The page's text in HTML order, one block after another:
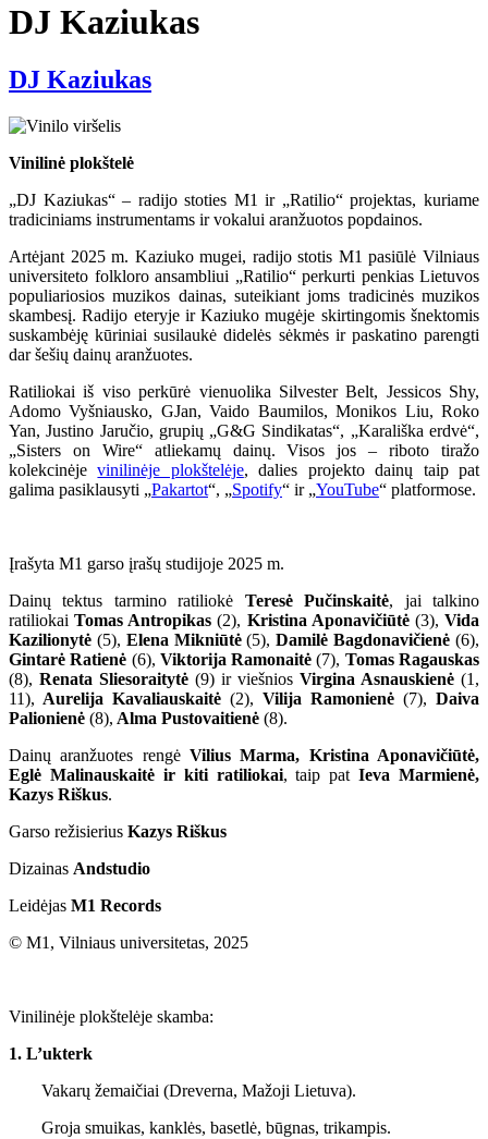
DJ Kaziukas
DJ Kaziukas
Vinilinė plokštelė
„DJ Kaziukas“ – radijo stoties M1 ir „Ratilio“ projektas, kuriame
tradiciniams instrumentams ir vokalui aranžuotos popdainos.
Artėjant 2025 m. Kaziuko mugei, radijo stotis M1 pasiūlė Vilniaus
universiteto folkloro ansambliui „Ratilio“ perkurti penkias Lietuvos
populiariosios muzikos dainas, suteikiant joms tradicinės muzikos
skambesį. Radijo eteryje ir Kaziuko mugėje skirtingomis šnektomis
suskambėję kūriniai susilaukė didelės sėkmės ir paskatino parengti
dar šešių dainų aranžuotes.
Ratiliokai iš viso perkūrė vienuolika Silvester Belt, Jessicos Shy,
Adomo Vyšniausko, GJan, Vaido Baumilos, Monikos Liu, Roko
Yan, Justino Jaručio, grupių „G&G Sindikatas“, „Karališka erdvė“,
„Sisters on Wire“ atliekamų dainų. Visos jos – riboto tiražo
kolekcinėjevinilinėje plokštelėje, dalies projekto dainų taip pat
galima pasiklausyti „Pakartot“, „Spotify“ ir „YouTube“ platformose.
Įrašyta M1 garso įrašų studijoje 2025 m.
Dainų tektus tarmino ratiliokė Teresė Pučinskaitė, jai talkino
ratiliokaiTomas Antropikas(2), Kristina Aponavičiūtė (3), Vida
Kazilionytė (5), Elena Mikniūtė(5), Damilė Bagdonavičienė(6),
Gintarė Ratienė (6), Viktorija Ramonaitė(7), Tomas Ragauskas
(8), Renata Sliesoraitytė (9) ir viešnios Virgina Asnauskienė (1,
11), Aurelija Kavaliauskaitė (2), Vilija Ramonienė (7), Daiva
Palionienė (8), Alma Pustovaitienė (8).
Dainų aranžuotes rengė Vilius Marma, Kristina Aponavičiūtė,
Eglė Malinauskaitė ir kiti ratiliokai, taip patIeva Marmienė,
Kazys Riškus.
Garso režisierius Kazys Riškus
Dizainas Andstudio
Leidėjas M1 Records
© M1, Vilniaus universitetas, 2025
Vinilinėje plokštelėje skamba:
1. L’ukterk
Vakarų žemaičiai (Dreverna, Mažoji Lietuva).
Groja smuikas, kanklės, basetlė, būgnas, trikampis.